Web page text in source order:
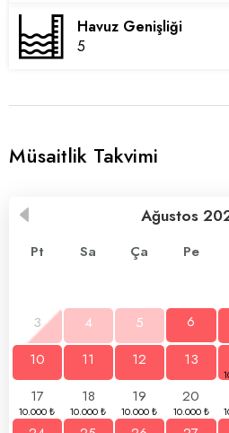
Havuz Genişliği
5
Müsaitlik Takvimi
Ağustos
Pt Sa Ça Pe
3
4 5 6
10
11 12 13
17
18 19 20